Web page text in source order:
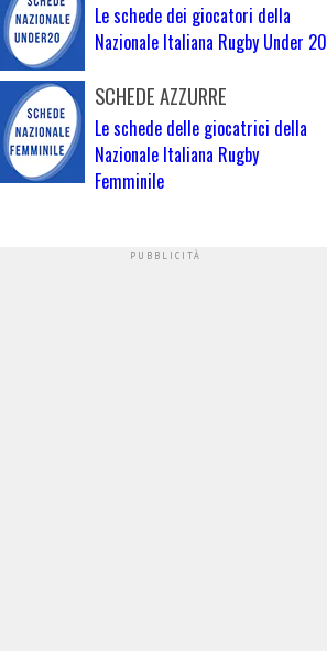
Le schede dei giocatori della
Nazionale Italiana Rugby Under 20
SCHEDE AZZURRE
Le schede delle giocatrici della
Nazionale Italiana Rugby
Femminile